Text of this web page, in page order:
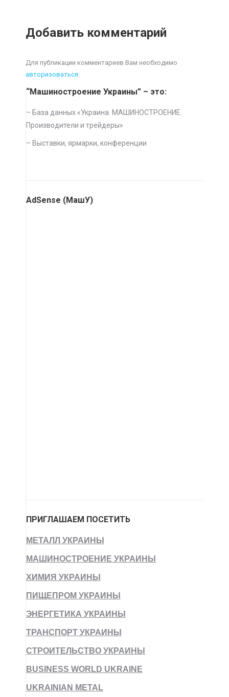
Добавить комментарий
Для публикации комментариев Вам необходимо
авторизоваться.
“Машиностроение Украины” – это:
– База данных «Украина. МАШИНОСТРОЕНИЕ.
Производители и трейдеры»
– Выставки, ярмарки, конференции
AdSense (МашУ)
ПРИГЛАШАЕМ ПОСЕТИТЬ
МЕТАЛЛ УКРАИНЫ
МАШИНОСТРОЕНИЕ УКРАИНЫ
ХИМИЯ УКРАИНЫ
ПИЩЕПРОМ УКРАИНЫ
ЭНЕРГЕТИКА УКРАИНЫ
ТРАНСПОРТ УКРАИНЫ
СТРОИТЕЛЬСТВО УКРАИНЫ
BUSINESS WORLD UKRAINE
UKRAINIAN METAL